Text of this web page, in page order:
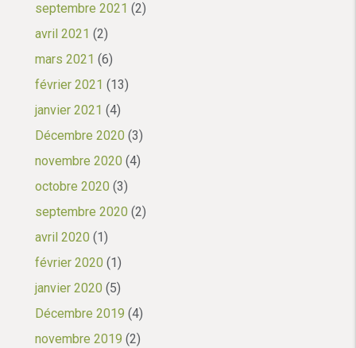
septembre 2021 (2)
avril 2021 (2)
mars 2021 (6)
février 2021 (13)
janvier 2021 (4)
Décembre 2020 (3)
novembre 2020 (4)
octobre 2020 (3)
septembre 2020 (2)
avril 2020 (1)
février 2020 (1)
janvier 2020 (5)
Décembre 2019 (4)
novembre 2019 (2)